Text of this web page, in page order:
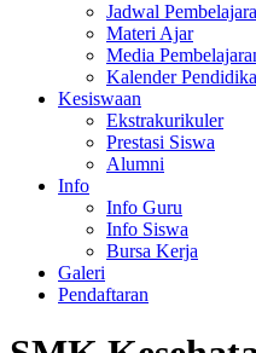
Jadwal
Materi Ajar
Media
Kalender
Kesiswaan
Ekstrakurikuler
Prestasi Siswa
Alumni
Info
Info Guru
Info Siswa
Bursa Kerja
Galeri
Pendaftaran